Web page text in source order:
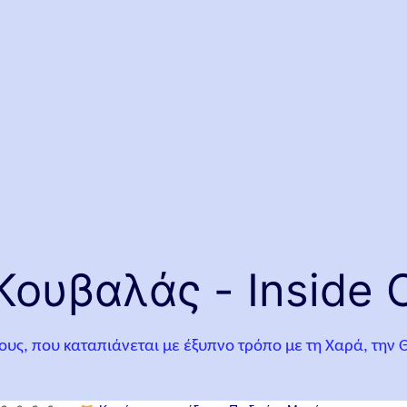
- Inside
που καταπιάνεται με έξυπνο τρόπο με τη Χαρά,